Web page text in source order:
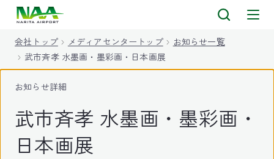
会社トップ メディアセンタートップ
お知らせ一覧
武市斉孝 水墨画・墨彩画・日本画展
お知らせ詳細
武市斉孝 水墨画・墨彩画・
日本画展